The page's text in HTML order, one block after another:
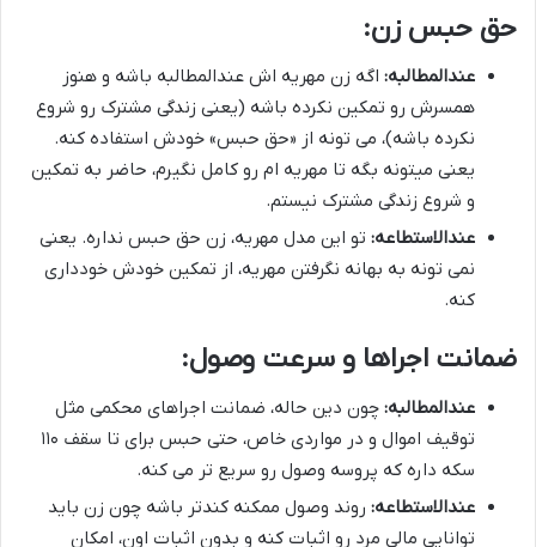
حق حبس زن:
عندالمطالبه: اگه زن مهریه اش عندالمطالبه باشه و هنوز
همسرش رو تمکین نکرده باشه (یعنی زندگی مشترک رو شروع
نکرده باشه)، می تونه از «حق حبس» خودش استفاده کنه.
یعنی میتونه بگه تا مهریه ام رو کامل نگیرم، حاضر به تمکین
و شروع زندگی مشترک نیستم.
عندالاستطاعه: تو این مدل مهریه، زن حق حبس نداره. یعنی
نمی تونه به بهانه نگرفتن مهریه، از تمکین خودش خودداری
کنه.
ضمانت اجراها و سرعت وصول:
عندالمطالبه: چون دین حاله، ضمانت اجراهای محکمی مثل
توقیف اموال و در مواردی خاص، حتی حبس برای تا سقف ۱۱۰
سکه داره که پروسه وصول رو سریع تر می کنه.
عندالاستطاعه: روند وصول ممکنه کندتر باشه چون زن باید
توانایی مالی مرد رو اثبات کنه و بدون اثبات اون، امکان